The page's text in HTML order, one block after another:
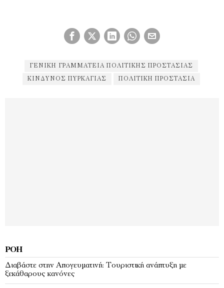
ΓΕΝΙΚΉ ΓΡΑΜΜΑΤΕΊΑ ΠΟΛΙΤΙΚΉΣ ΠΡΟΣΤΑΣΊΑΣ
ΚΊΝΔΥΝΟΣ ΠΥΡΚΑΓΙΆΣ ΠΟΛΙΤΙΚΉ ΠΡΟΣΤΑΣΊΑ
ΡΟΉ
Διαβάστε στην Απογευματινή: Τουριστική ανάπτυξη με
ξεκάθαρους κανόνες